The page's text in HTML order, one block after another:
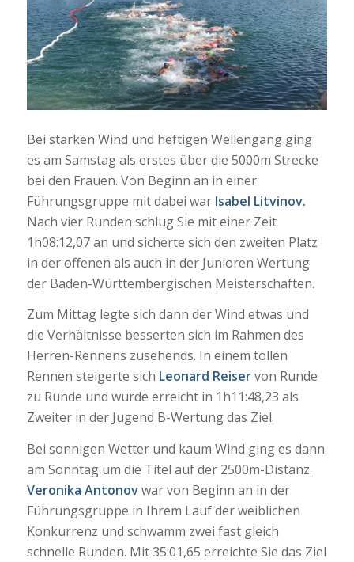
Bei starken Wind und heftigen Wellengang ging
es am Samstag als erstes über die 5000m Strecke
bei den Frauen. Von Beginn an in einer
Führungsgruppe mit dabei war Isabel Litvinov.
Nach vier Runden schlug Sie mit einer Zeit
1h08:12,07 an und sicherte sich den zweiten Platz
in der offenen als auch in der Junioren Wertung
der Baden-Württembergischen Meisterschaften.
Zum Mittag legte sich dann der Wind etwas und
die Verhältnisse besserten sich im Rahmen des
Herren-Rennens zusehends. In einem tollen
Rennen steigerte sich Leonard Reiservon Runde
zu Runde und wurde erreicht in 1h11:48,23 als
Zweiter in der Jugend B-Wertung das Ziel.
Bei sonnigen Wetter und kaum Wind ging es dann
am Sonntag um die Titel auf der 2500m-Distanz.
Veronika Antonovwar von Beginn an in der
Führungsgruppe in Ihrem Lauf der weiblichen
Konkurrenz und schwamm zwei fast gleich
schnelle Runden. Mit 35:01,65 erreichte Sie das Ziel